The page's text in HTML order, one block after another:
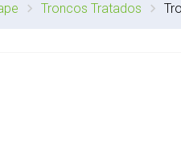
Troncos Tratados